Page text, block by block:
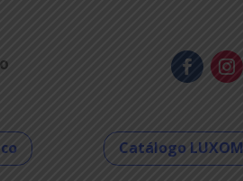
Catálogo LUXOM